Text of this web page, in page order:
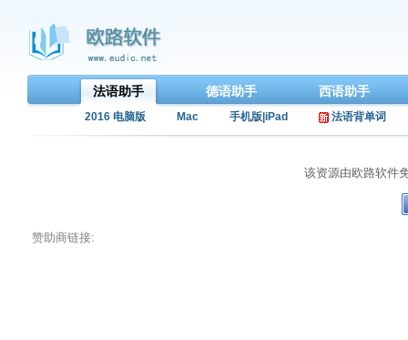
法语助手 德语助手 西语助手
2016 电脑版 Mac 手机版|iPad 法语背单词
该资源由欧路软件
赞助商链接: